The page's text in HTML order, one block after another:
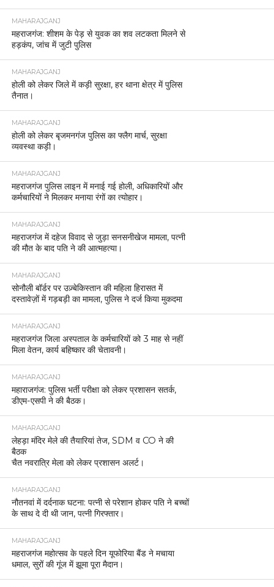
MAHARAJGANJ
महराजगंज: शीशम के पेड़ से युवक का शव लटकता मिलने से
हड़कंप, जांच में जुटी पुलिस
MAHARAJGANJ
होली को लेकर जिले में कड़ी सुरक्षा, हर थाना क्षेत्र में पुलिस
तैनात।
MAHARAJGANJ
होली को लेकर बृजमनगंज पुलिस का फ्लैग मार्च, सुरक्षा
व्यवस्था कड़ी।
MAHARAJGANJ
महराजगंज पुलिस लाइन में मनाई गई होली, अधिकारियों और
कर्मचारियों ने मिलकर मनाया रंगों का त्योहार।
MAHARAJGANJ
महराजगंज में दहेज विवाद से जुड़ा सनसनीखेज मामला, पत्नी
की मौत के बाद पति ने की आत्महत्या।
MAHARAJGANJ
सोनौली बॉर्डर पर उज़्बेकिस्तान की महिला हिरासत में
दस्तावेज़ों में गड़बड़ी का मामला, पुलिस ने दर्ज किया मुकदमा
MAHARAJGANJ
महराजगंज जिला अस्पताल के कर्मचारियों को 3 माह से नहीं
मिला वेतन, कार्य बहिष्कार की चेतावनी।
MAHARAJGANJ
महाराजगंज: पुलिस भर्ती परीक्षा को लेकर प्रशासन सतर्क,
डीएम-एसपी ने की बैठक।
MAHARAJGANJ
लेहड़ा मंदिर मेले की तैयारियां तेज, SDM व CO ने की
बैठक
चैत नवरात्रि मेला को लेकर प्रशासन अलर्ट।
MAHARAJGANJ
नौतनवां में दर्दनाक घटना: पत्नी से परेशान होकर पति ने बच्चों
के साथ दे दी थी जान, पत्नी गिरफ्तार।
MAHARAJGANJ
महराजगंज महोत्सव के पहले दिन यूफोरिया बैंड ने मचाया
धमाल, सुरों की गूंज में झूमा पूरा मैदान।